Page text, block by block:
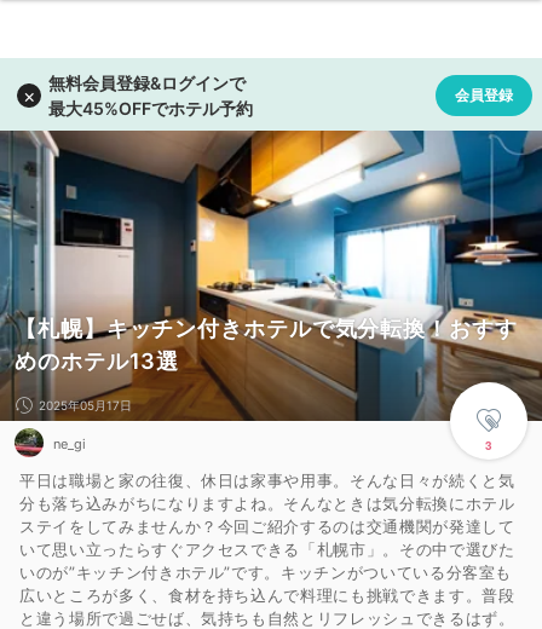
【札幌】キッチン付きホテルで気分転換！おすす
めのホテル13選
3
2025年05月17日
ne_gi
平日は職場と家の往復、休日は家事や用事。そんな日々が続くと気
分も落ち込みがちになりますよね。そんなときは気分転換にホテル
ステイをしてみませんか？今回ご紹介するのは交通機関が発達して
いて思い立ったらすぐアクセスできる「札幌市」。その中で選びた
いのが”キッチン付きホテル”です。キッチンがついている分客室も
広いところが多く、食材を持ち込んで料理にも挑戦できます。普段
と違う場所で過ごせば、気持ちも自然とリフレッシュできるはず。